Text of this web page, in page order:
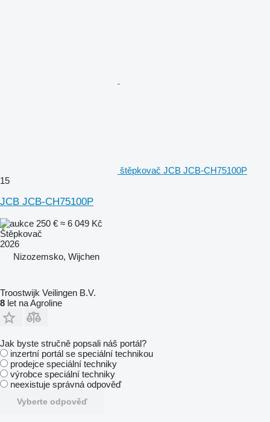
štěpkovač JCB JCB-CH75100P
15
JCB JCB-CH75100P
250 € ≈ 6 049 Kč
Štěpkovač
2026
Nizozemsko, Wijchen
Troostwijk Veilingen B.V.
8 let na Agroline
Jak byste stručně popsali náš portál?
inzertní portál se speciální technikou
prodejce speciální techniky
výrobce speciální techniky
neexistuje správná odpověď
Vyberte odpověď